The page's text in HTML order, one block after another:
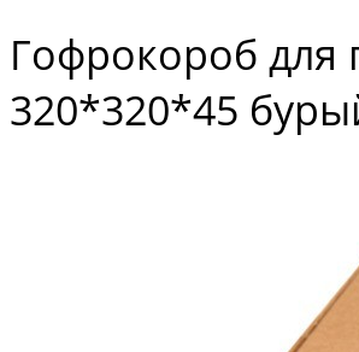
Гофрокороб для
320*320*45